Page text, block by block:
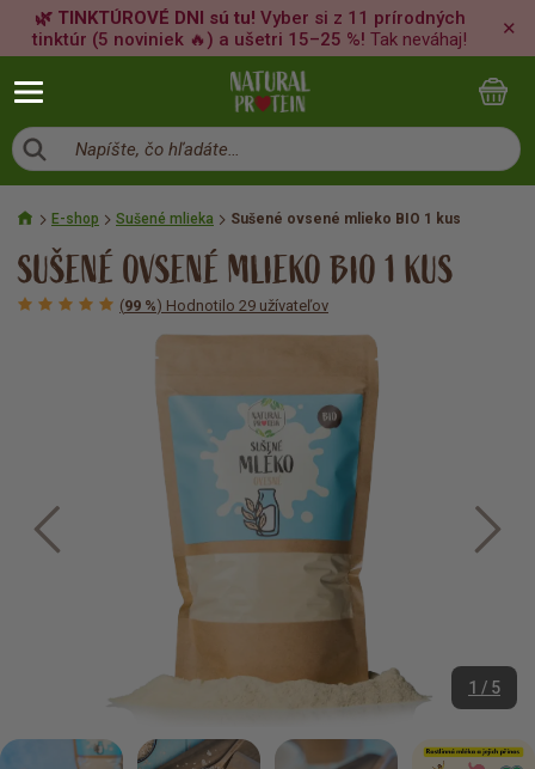
🌿 TINKTÚROVÉ DNI sú tu! Vyber si z 11 prírodných
tinktúr (5 noviniek 🔥) a ušetri 15–25 %! Tak neváhaj!
✕
Napíšte, čo hľadáte…
E-shop Sušené mlieka Sušené ovsené mlieko BIO 1 kus
SUŠENÉ OVSENÉ MLIEKO BIO 1 KUS
(99 %) Hodnotilo 29 užívateľov
1 / 5